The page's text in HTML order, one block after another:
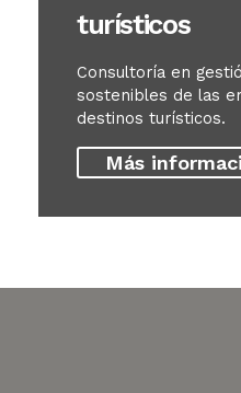
turísticos
Consultoría en
sostenibles de las
destinos turísticos.
Más